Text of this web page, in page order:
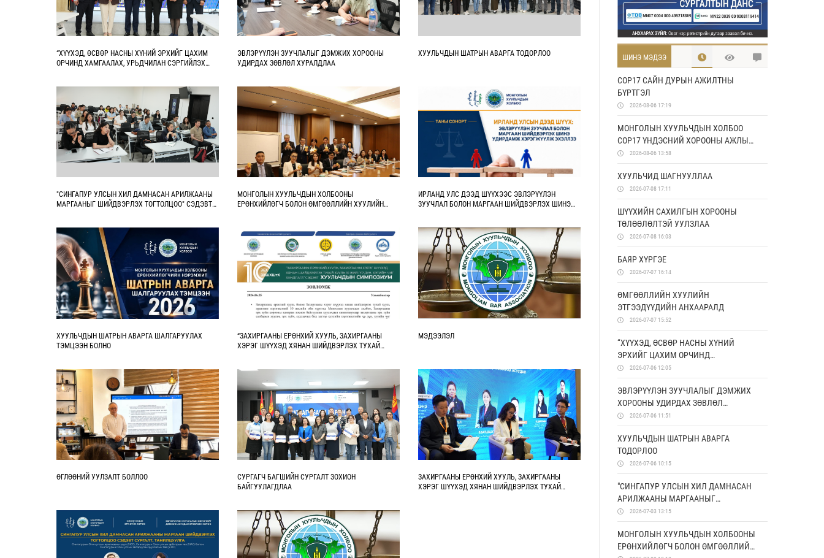
“ХҮҮХЭД, ӨСВӨР НАСНЫ ХҮНИЙ ЭРХИЙГ ЦАХИМ
ОРЧИНД ХАМГААЛАХ, УРЬДЧИЛАН СЭРГИЙЛЭХ
ЭВЛЭРҮҮЛЭН ЗУУЧЛАЛЫГ ДЭМЖИХ ХОРООНЫ
УДИРДАХ ЗӨВЛӨЛ ХУРАЛДЛАА
ХУУЛЬЧДЫН ШАТРЫН АВАРГА ТОДОРЛОО
"СИНГАПУР УЛСЫН ХИЛ ДАМНАСАН АРИЛЖААНЫ
МАРГААНЫГ ШИЙДВЭРЛЭХ ТОГТОЛЦОО" СЭДЭВТ
МОНГОЛЫН ХУУЛЬЧДЫН ХОЛБООНЫ
ЕРӨНХИЙЛӨГЧ БОЛОН ӨМГӨӨЛЛИЙН ХУУЛИЙН
АЙЛЧЛАЛ ХИЙЛЭЭ
ИРЛАНД УЛС ДЭЭД ШҮҮХЭЭС ЭВЛЭРҮҮЛЭН
ЗУУЧЛАЛ БОЛОН МАРГААН ШИЙДВЭРЛЭХ ШИНЭ
ХУУЛЬЧДЫН ШАТРЫН АВАРГА ШАЛГАРУУЛАХ
ТЭМЦЭЭН БОЛНО
“ЗАХИРГААНЫ ЕРӨНХИЙ ХУУЛЬ, ЗАХИРГААНЫ
ХЭРЭГ ШҮҮХЭД ХЯНАН ШИЙДВЭРЛЭХ ТУХАЙ
МЭДЭЭЛЭЛ
ӨГЛӨӨНИЙ УУЛЗАЛТ БОЛЛОО
СУРГАГЧ БАГШИЙН СУРГАЛТ ЗОХИОН
БАЙГУУЛАГДЛАА
ЗАХИРГААНЫ ЕРӨНХИЙ ХУУЛЬ, ЗАХИРГААНЫ
ХЭРЭГ ШҮҮХЭД ХЯНАН ШИЙДВЭРЛЭХ ТУХАЙ
ШИНЭ МЭДЭЭ
COP17 САЙН ДУРЫН АЖИЛТНЫ
БҮРТГЭЛ
2026-08-06 17:19
МОНГОЛЫН ХУУЛЬЧДЫН ХОЛБОО
COP17 ҮНДЭСНИЙ ХОРООНЫ АЖЛЫН
АЛБАТАЙ ХАМТРАН АЖИЛЛАХ
САНАМЖ БИЧИГ БАЙГУУЛЛАА
2026-08-06 13:58
ХУУЛЬЧИД ШАГНУУЛЛАА
2026-07-08 17:11
ШҮҮХИЙН САХИЛГЫН ХОРООНЫ
ТӨЛӨӨЛӨЛТЭЙ УУЛЗЛАА
2026-07-08 16:03
БАЯР ХҮРГЭЕ
2026-07-07 16:14
ӨМГӨӨЛЛИЙН ХУУЛИЙН
ЭТГЭЭДҮҮДИЙН АНХААРАЛД
2026-07-07 15:52
“ХҮҮХЭД, ӨСВӨР НАСНЫ ХҮНИЙ
ЭРХИЙГ ЦАХИМ ОРЧИНД
ХАМГААЛАХ, УРЬДЧИЛАН
СЭРГИЙЛЭХ БОЛОН ЭРХ ЗҮЙН
МЭДЛЭГИЙГ НЭМЭГДҮҮЛЭХ НЬ”
ТӨСӨЛД ХАМТРАН АЖИЛЛАНА
2026-07-06 12:05
ЭВЛЭРҮҮЛЭН ЗУУЧЛАЛЫГ ДЭМЖИХ
ХОРООНЫ УДИРДАХ ЗӨВЛӨЛ
ХУРАЛДЛАА
2026-07-06 11:51
ХУУЛЬЧДЫН ШАТРЫН АВАРГА
ТОДОРЛОО
2026-07-06 10:15
"СИНГАПУР УЛСЫН ХИЛ ДАМНАСАН
АРИЛЖААНЫ МАРГААНЫГ
ШИЙДВЭРЛЭХ ТОГТОЛЦОО" СЭДЭВТ
СУРГАЛТ БОЛЛОО
2026-07-03 13:15
МОНГОЛЫН ХУУЛЬЧДЫН ХОЛБООНЫ
ЕРӨНХИЙЛӨГЧ БОЛОН ӨМГӨӨЛЛИЙН